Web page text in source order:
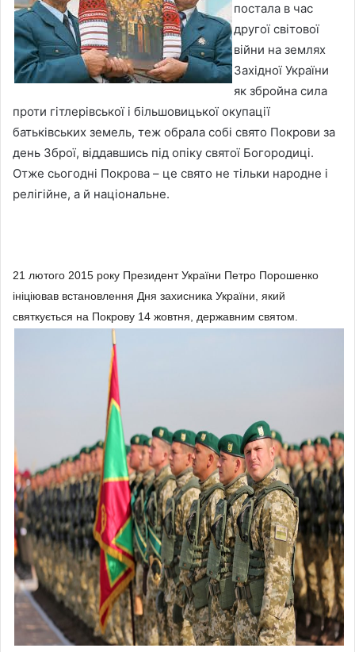
постала в час
другої світової
війни на землях
Західної України
як збройна сила
проти гітлерівської і більшовицької окупації
батьківських земель, теж обрала собі свято Покрови за
день Зброї, віддавшись під опіку святої Богородиці.
Отже сьогодні Покрова – це свято не тільки народне і
релігійне, а й національне.
21 лютого 2015 року Президент України Петро Порошенко
ініціював встановлення Дня захисника України, який
святкується на Покрову 14 жовтня, державним святом.